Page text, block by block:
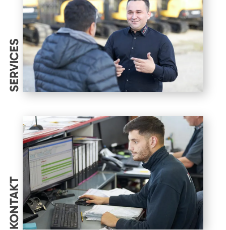
SERVICES
KONTAKT